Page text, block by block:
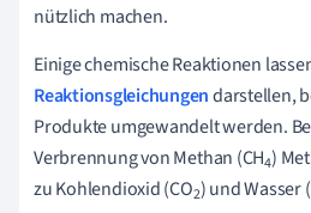
nützlich machen.
Einige chemische Reaktionen
Reaktionsgleichungendarstellen,
Produkte umgewandelt werden.
Verbrennung von Methan (CH4)
zu Kohlendioxid (CO2) und Wasser